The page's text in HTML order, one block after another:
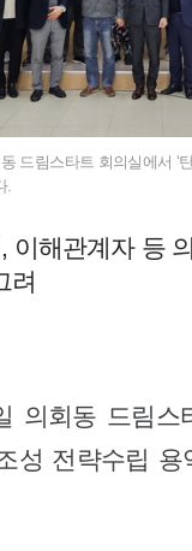
드림스타트 회의실에서 ‘
.
이해관계자 등
려
의회동 드림스
성 전략수립 용